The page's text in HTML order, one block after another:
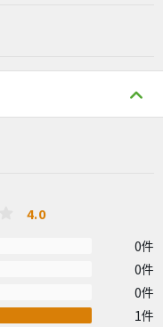
4.0
0件
0件
0件
1件